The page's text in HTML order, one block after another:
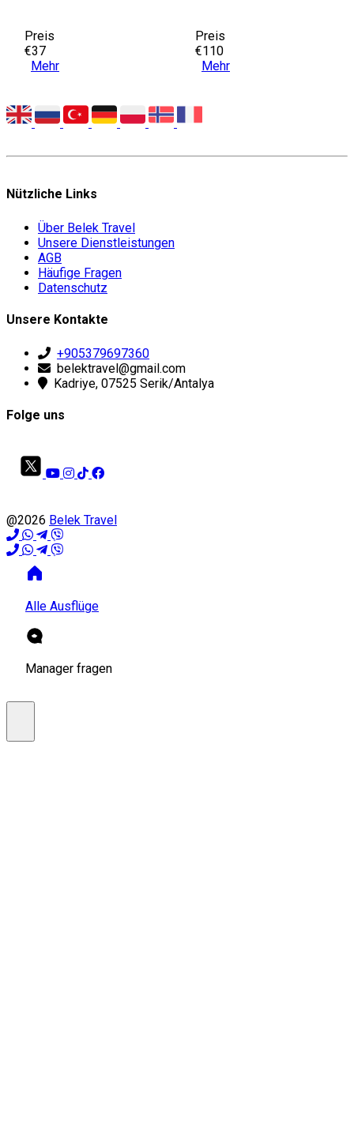
Preis
€37
Mehr
Preis
€110
Mehr
Nützliche Links
Über Belek Travel
Unsere Dienstleistungen
AGB
Häufige Fragen
Datenschutz
Unsere Kontakte
+905379697360
belektravel@gmail.com
Kadriye, 07525 Serik/Antalya
Folge uns
@2026 Belek Travel
Alle Ausflüge
Manager fragen